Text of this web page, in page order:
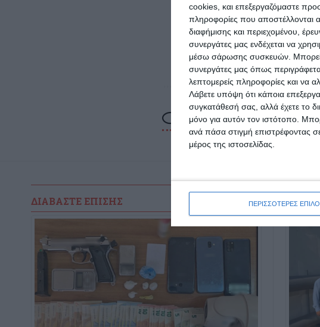
cookies, και επεξεργαζόμαστε
πληροφορίες που αποστέλλονται
διαφήμισης και περιεχομένου,
συνεργάτες μας ενδέχεται να
μέσω σάρωσης συσκευών.
συνεργάτες μας όπως
λεπτομερείς πληροφορίες και να
Λάβετε υπόψη ότι κάποια
συγκατάθεσή σας, αλλά έχετε το
μόνο για αυτόν τον ιστότοπο.
ανά πάσα στιγμή επιστρέφοντας
μέρος της ιστοσελίδας.
ΠΕΡΙΣΣΟΤΕΡΕΣ
στόχο την
Ουσιαστικά,
επίκεντρο την
ΔΙΑΒΆΣΤΕ ΕΠΊΣΗΣ